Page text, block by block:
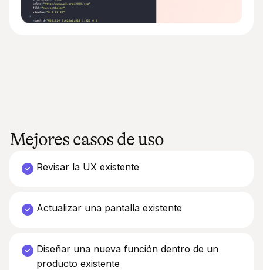
Mejores casos de uso
Revisar la UX existente
Actualizar una pantalla existente
Diseñar una nueva función dentro de un
producto existente